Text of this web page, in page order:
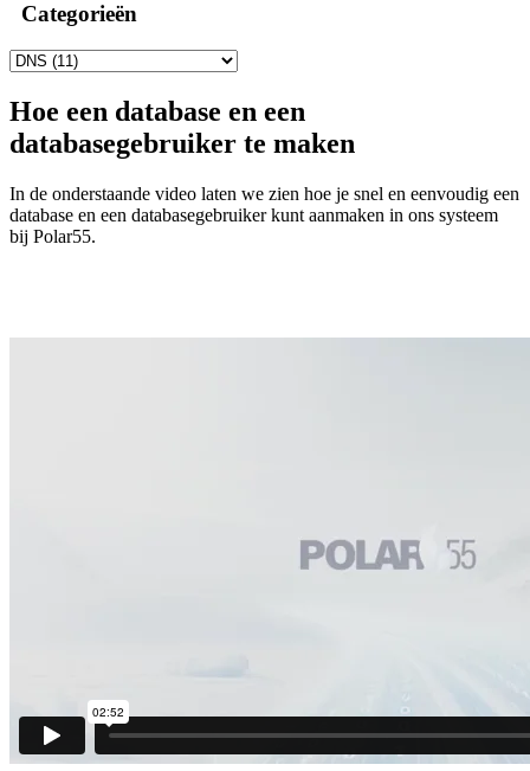
Categorieën
Hoe een database en een
databasegebruiker te maken
In de onderstaande video laten we zien hoe je snel en eenvoudig een
database en een databasegebruiker kunt aanmaken in ons systeem
bij Polar55.